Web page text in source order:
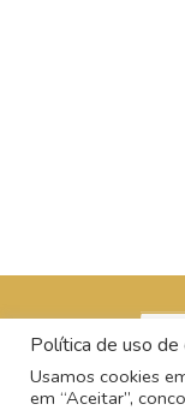
Política de uso de
Usamos cookies
em “Aceitar”,